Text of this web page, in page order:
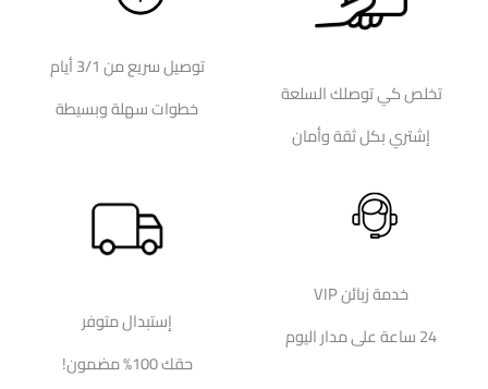
تخلص كي توصلك السلعة
إشتري بكل ثقة وأمان
توصيل سريع من 3/1 أيام
خطوات سهلة وبسيطة
خدمة زبائن VIP
24 ساعة على مدار اليوم
إستبدال متوفر
حقك 100% مضمون!